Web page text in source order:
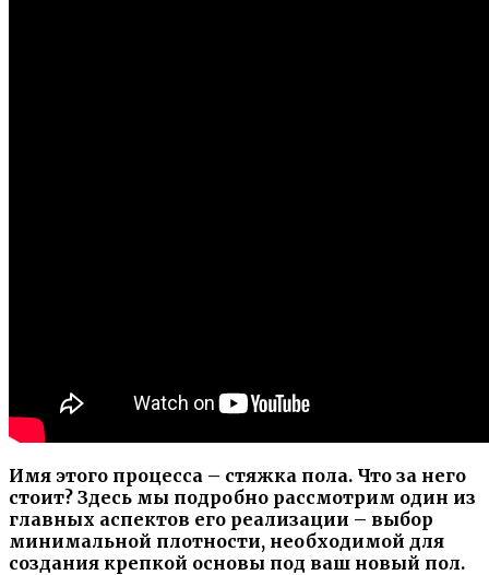
Имя этого процесса – стяжка пола. Что за него
стоит? Здесь мы подробно рассмотрим один из
главных аспектов его реализации – выбор
минимальной плотности, необходимой для
создания крепкой основы под ваш новый пол.